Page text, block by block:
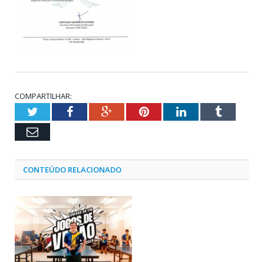
COMPARTILHAR:
TwitterFacebookGoogle+PinterestLinkedInTumblr
Email
CONTEÚDO RELACIONADO